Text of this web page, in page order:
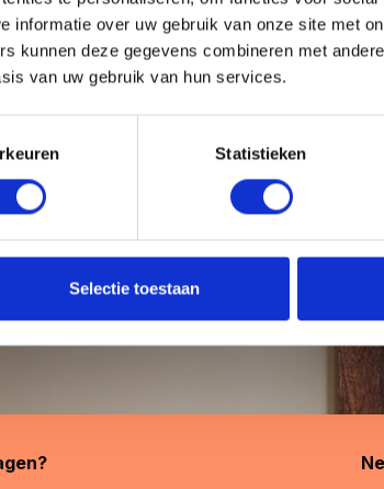
informatie over uw gebruik van onze site met
kunnen deze gegevens combineren met
van uw gebruik van hun services.
Statistieken
Selectie toestaan
Vandaag besteld
binnen 3-5 werkdagen